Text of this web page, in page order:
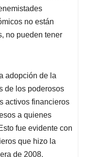
no están
no pueden tener
adopción de la
de los poderosos
activos financieros
a quienes
fue evidente con
que hizo la
de 2008.